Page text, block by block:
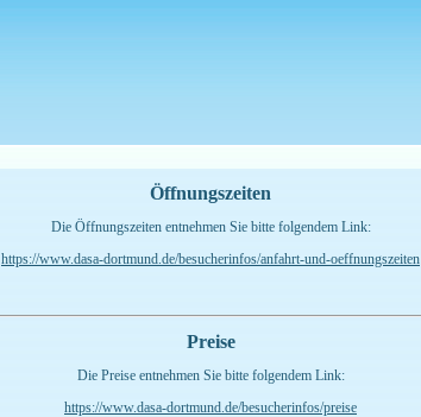
Öffnungszeiten
Die Öffnungszeiten entnehmen Sie bitte folgendem Link:
https://www.dasa-dortmund.de/besucherinfos/anfahrt-und-oeffnungszeiten
Preise
Die Preise entnehmen Sie bitte folgendem Link:
https://www.dasa-dortmund.de/besucherinfos/preise